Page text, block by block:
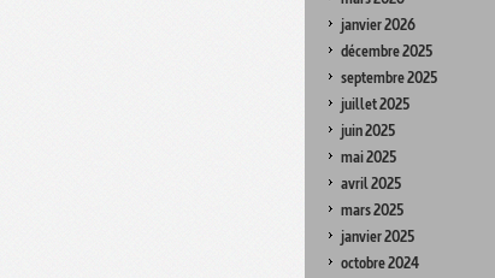
janvier 2026
décembre 2025
septembre 2025
juillet 2025
juin 2025
mai 2025
avril 2025
mars 2025
janvier 2025
octobre 2024